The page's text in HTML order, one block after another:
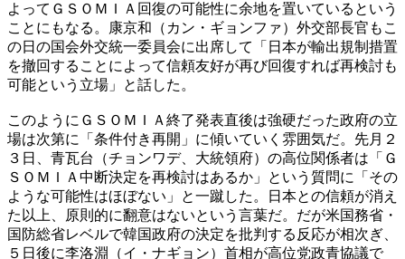
よってＧＳＯＭＩＡ回復の可能性に余地を置いているという
ことにもなる。康京和（カン・ギョンファ）外交部長官もこ
の日の国会外交統一委員会に出席して「日本が輸出規制措置
を撤回することによって信頼友好が再び回復すれば再検討も
可能という立場」と話した。
このようにＧＳＯＭＩＡ終了発表直後は強硬だった政府の立
場は次第に「条件付き再開」に傾いていく雰囲気だ。先月２
３日、青瓦台（チョンワデ、大統領府）の高位関係者は「Ｇ
ＳＯＭＩＡ中断決定を再検討はあるか」という質問に「その
ような可能性はほぼない」と一蹴した。日本との信頼が消え
た以上、原則的に翻意はないという言葉だ。だが米国務省・
国防総省レベルで韓国政府の決定を批判する反応が相次ぎ、
５日後に李洛淵（イ・ナギョン）首相が高位党政青協議で